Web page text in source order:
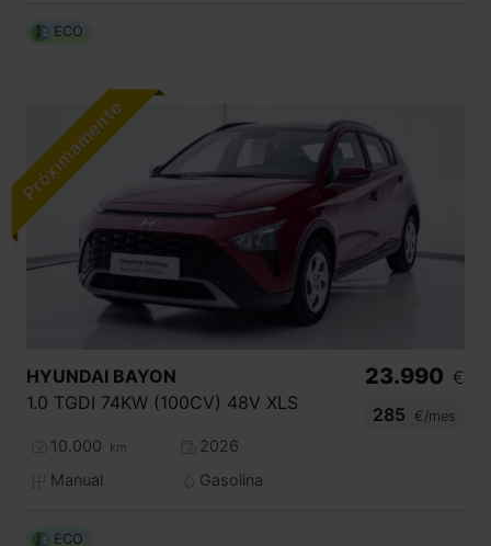
ECO
HYUNDAI BAYON
1.0 TGDI 74KW (100CV) 48V XLS
10.000 km
2026
Manual
Gasolina
23.990 €
285
€/mes
ECO